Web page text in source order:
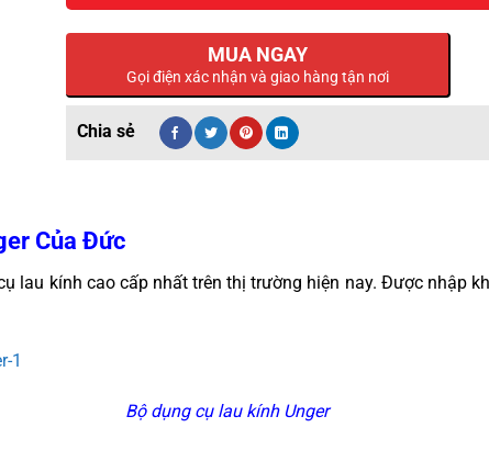
MUA NGAY
Gọi điện xác nhận và giao hàng tận nơi
Của Đức
lau kính cao cấp nhất trên thị trường hiện nay. Được nhập
Bộ dụng cụ lau kính Unger